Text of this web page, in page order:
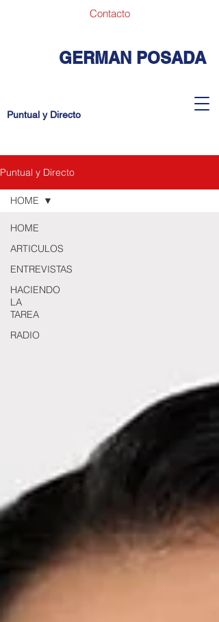
Contacto
GERMAN POSADA
Puntual y Directo
Puntual y Directo
HOME
ARTICULOS
ENTREVISTAS
HACIENDO
LA
TAREA
RADIO
HOME